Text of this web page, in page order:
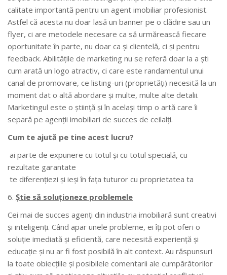
calitate importantă pentru un agent imobiliar profesionist.
Astfel că acesta nu doar lasă un banner pe o clădire sau un
flyer, ci are metodele necesare ca să urmărească fiecare
oportunitate în parte, nu doar ca şi clientelă, ci şi pentru
feedback. Abilităţile de marketing nu se referă doar la a şti
cum arată un logo atractiv, ci care este randamentul unui
canal de promovare, ce listing-uri (proprietăţi) necesită la un
moment dat o altă abordare şi multe, multe alte detalii.
Marketingul este o ştiinţă şi în acelaşi timp o artă care îi
separă pe agenţii imobiliari de succes de ceilalţi.
Cum te ajută pe tine acest lucru?
ai parte de expunere cu totul şi cu totul specială, cu
rezultate garantate
te diferenţiezi şi ieşi în faţa tuturor cu proprietatea ta
Știe să soluționeze problemele
Cei mai de succes agenţi din industria imobiliară sunt creativi
şi inteligenţi. Când apar unele probleme, ei îţi pot oferi o
soluţie imediată şi eficientă, care necesită experienţă şi
educaţie şi nu ar fi fost posibilă în alt context. Au răspunsuri
la toate obiecţiile şi posibilele comentarii ale cumpărătorilor